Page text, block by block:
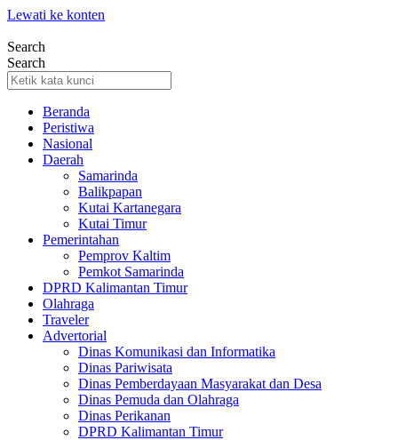
Lewati ke konten
Search
Search
Beranda
Peristiwa
Nasional
Daerah
Samarinda
Balikpapan
Kutai Kartanegara
Kutai Timur
Pemerintahan
Pemprov Kaltim
Pemkot Samarinda
DPRD Kalimantan Timur
Olahraga
Traveler
Advertorial
Dinas Komunikasi dan Informatika
Dinas Pariwisata
Dinas Pemberdayaan Masyarakat dan Desa
Dinas Pemuda dan Olahraga
Dinas Perikanan
DPRD Kalimantan Timur